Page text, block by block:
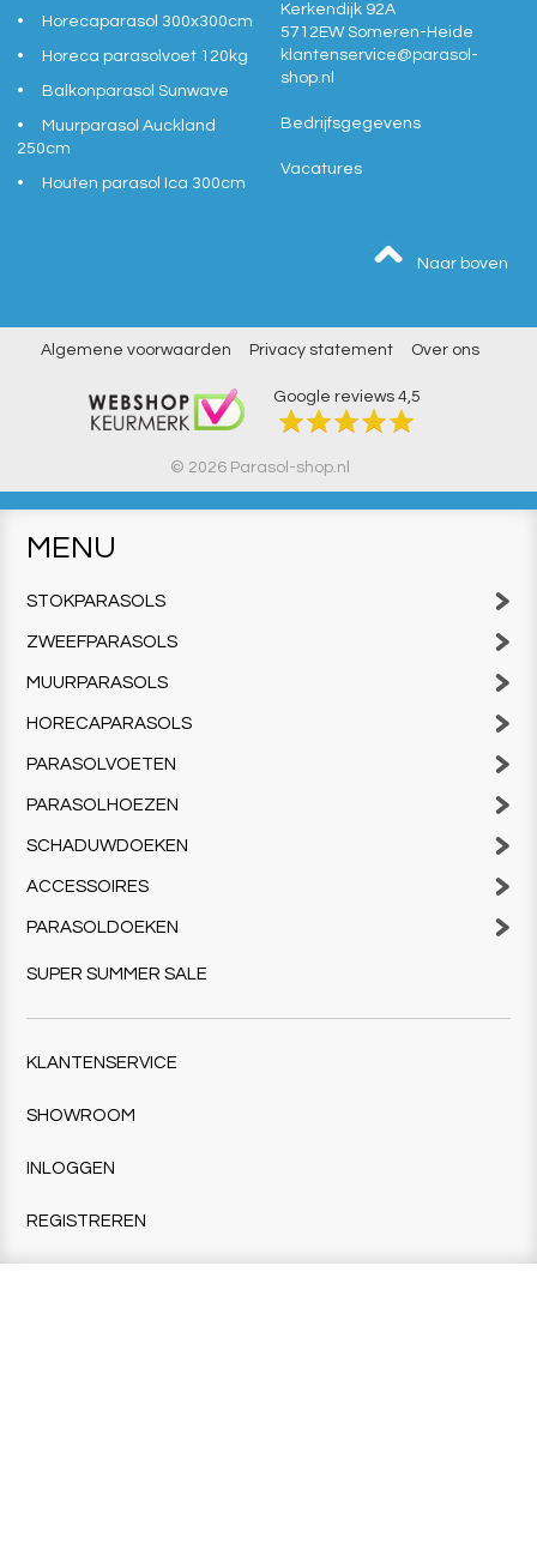
Horecaparasol 300x300cm
Horeca parasolvoet 120kg
Balkonparasol Sunwave
Muurparasol Auckland
250cm
Houten parasol Ica 300cm
Kerkendijk 92A
5712EW Someren-Heide
klantenservice@parasol-
shop.nl
Bedrijfsgegevens
Vacatures
Naar boven
Algemene voorwaarden Privacy statement Over ons
Google reviews 4,5
© 2026 Parasol-shop.nl
MENU
STOKPARASOLS
ZWEEFPARASOLS
MUURPARASOLS
HORECAPARASOLS
PARASOLVOETEN
PARASOLHOEZEN
SCHADUWDOEKEN
ACCESSOIRES
PARASOLDOEKEN
SUPER SUMMER SALE
KLANTENSERVICE
SHOWROOM
INLOGGEN
REGISTREREN